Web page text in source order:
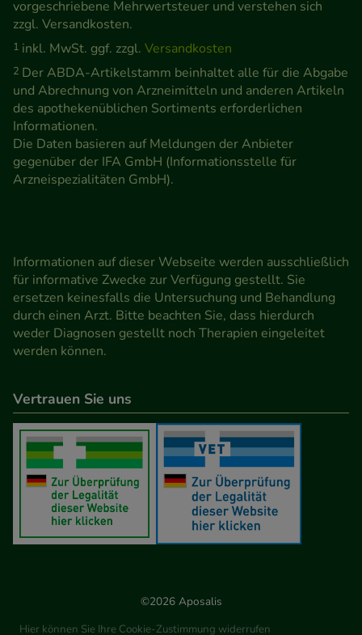
vorgeschriebene Mehrwertsteuer und verstehen sich
zzgl. Versandkosten.
1 inkl. MwSt. ggf. zzgl. Versandkosten
2 Der ABDA-Artikelstamm beinhaltet alle für die Abgabe
und Abrechnung von Arzneimitteln und anderen Artikeln
des apothekenüblichen Sortiments erforderlichen
Informationen.
Die Daten basieren auf Meldungen der Anbieter
gegenüber der IFA GmbH (Informationsstelle für
Arzneispezialitäten GmbH).
Informationen auf dieser Webseite werden ausschließlich
für informative Zwecke zur Verfügung gestellt. Sie
ersetzen keinesfalls die Untersuchung und Behandlung
durch einen Arzt. Bitte beachten Sie, dass hierdurch
weder Diagnosen gestellt noch Therapien eingeleitet
werden können.
Vertrauen Sie uns
©2026 Aposalis
Hier können Sie Ihre Cookie-Zustimmung widerrufen